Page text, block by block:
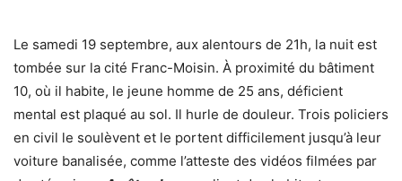
Le samedi 19 septembre, aux alentours de 21h, la nuit est
tombée sur la cité Franc-Moisin. À proximité du bâtiment
10, où il habite, le jeune homme de 25 ans, déficient
mental est plaqué au sol. Il hurle de douleur. Trois policiers
en civil le soulèvent et le portent difficilement jusqu’à leur
voiture banalisée, comme l’atteste des vidéos filmées par